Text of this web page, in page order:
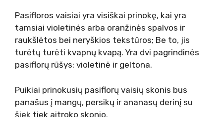
Pasifloros vaisiai yra visiškai prinokę, kai yra
tamsiai violetinės arba oranžinės spalvos ir
raukšlėtos bei neryškios tekstūros; Be to, jis
turėtų turėti kvapnų kvapą. Yra dvi pagrindinės
pasiflorų rūšys: violetinė ir geltona.
Puikiai prinokusių pasiflorų vaisių skonis bus
panašus į mangų, persikų ir ananasų derinį su
šiek tiek aitroko skonio.